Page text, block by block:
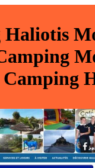
Haliotis